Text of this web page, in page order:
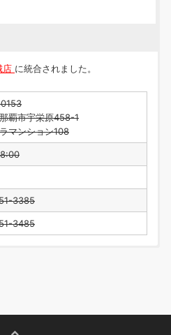
店 に統合されました。
覇市宇栄原458-1
マンション108
3385
3485
年末年始